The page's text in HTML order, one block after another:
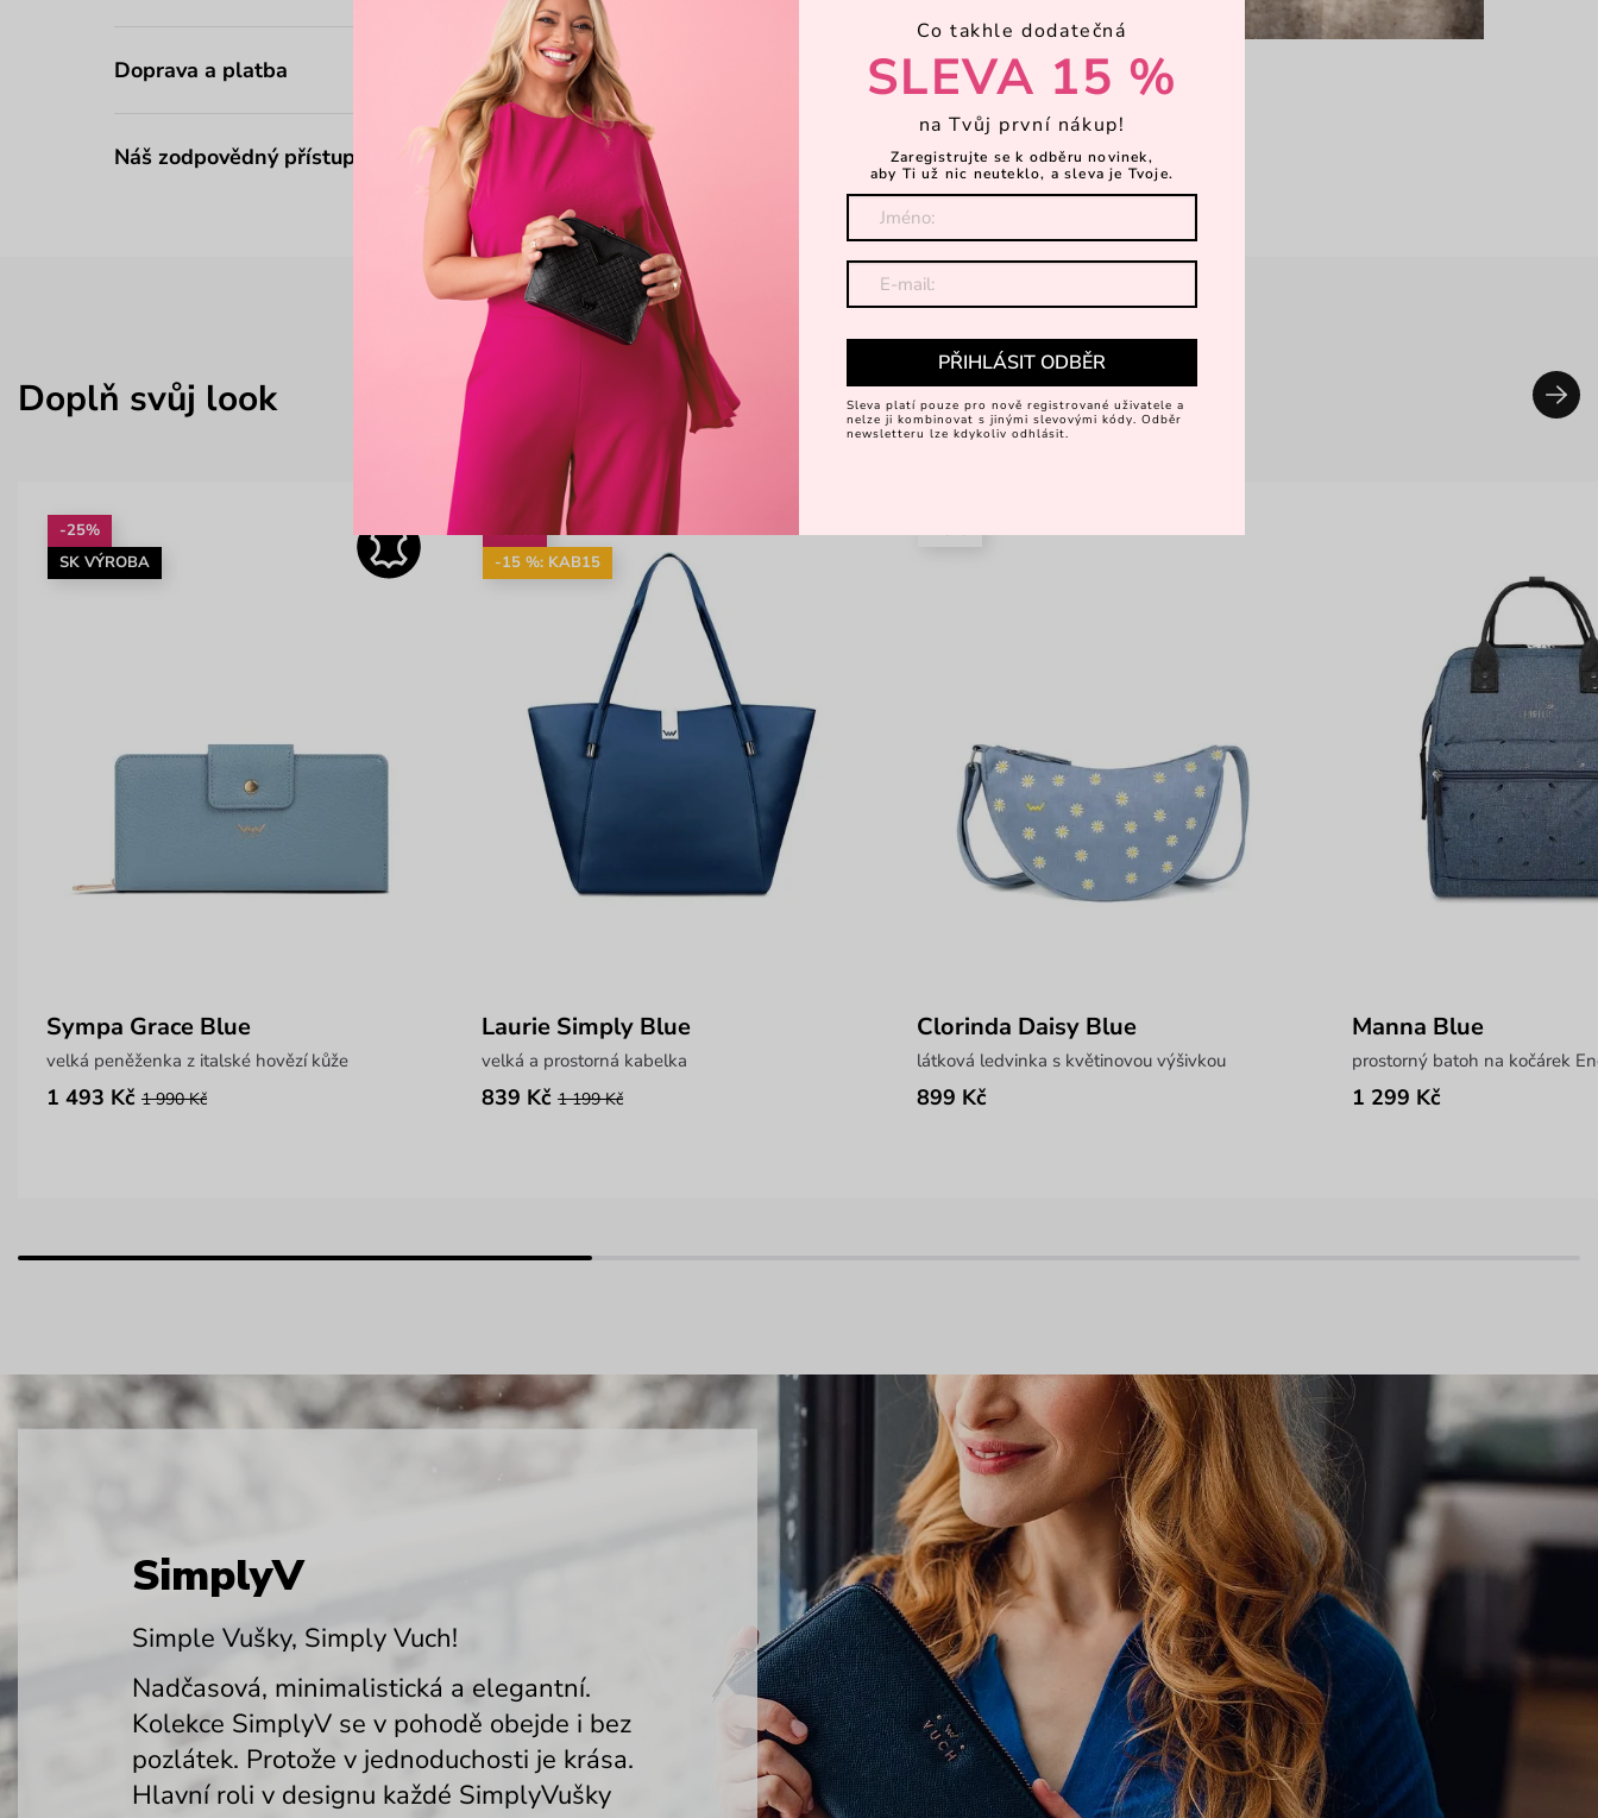
Doprava a platba
Náš zodpovědný přístup
Doplň svůj look
-25%
SK VÝROBA
Sympa Grace Blue
velká peněženka z italské hovězí kůže
1 493 Kč 1 990 Kč
-30%
-15 %: KAB15
Laurie Simply Blue
velká a prostorná kabelka
839 Kč 1 199 Kč
Nové
Clorinda Daisy Blue
látková ledvinka s květinovou výšivkou
899 Kč
Manna Blue
prostorný batoh na kočárek
1 299 Kč
SimplyV
Simple Vušky, Simply Vuch!
Nadčasová, minimalistická a elegantní.
Kolekce SimplyV se v pohodě obejde i bez
pozlátek. Protože v jednoduchosti je krása.
Hlavní roli v designu každé SimplyVušky
Co takhle dodatečná
SLEVA 15 %
na Tvůj první nákup!
Zaregistrujte se k odběru novinek,
aby Ti už nic neuteklo, a sleva je Tvoje.
PŘIHLÁSIT ODBĚR
Sleva platí pouze pro nově registrované uživatele a
nelze ji kombinovat s jinými slevovými kódy. Odběr
newsletteru lze kdykoliv odhlásit.